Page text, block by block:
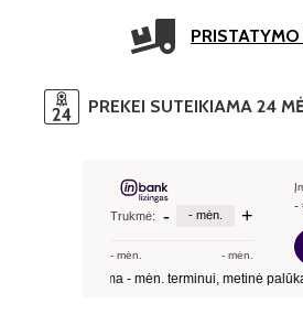
PREKEI SUTEIKIAMA 24